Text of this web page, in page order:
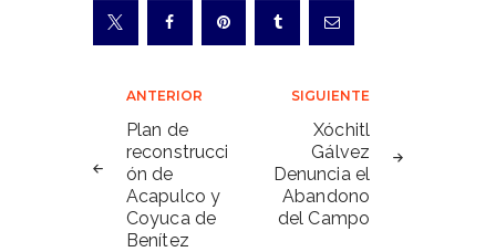
Navegación
de
entradas
ANTERIOR
Plan de
reconstrucci
ón de
Acapulco y
Coyuca de
Benítez
SIGUIENTE
Xóchitl
Gálvez
Denuncia el
Abandono
del Campo